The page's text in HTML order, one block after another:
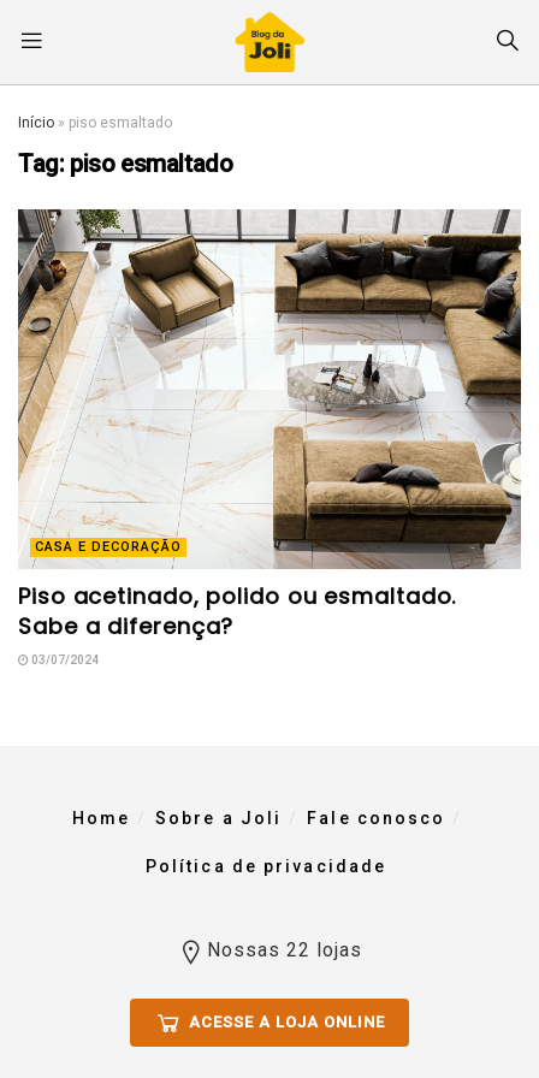
Início » piso esmaltado
Tag: piso esmaltado
CASA E DECORAÇÃO
Piso acetinado, polido ou esmaltado.
Sabe a diferença?
03/07/2024
Home Sobre a Joli Fale conosco
Política de privacidade
Nossas 22 lojas
ACESSE A LOJA ONLINE